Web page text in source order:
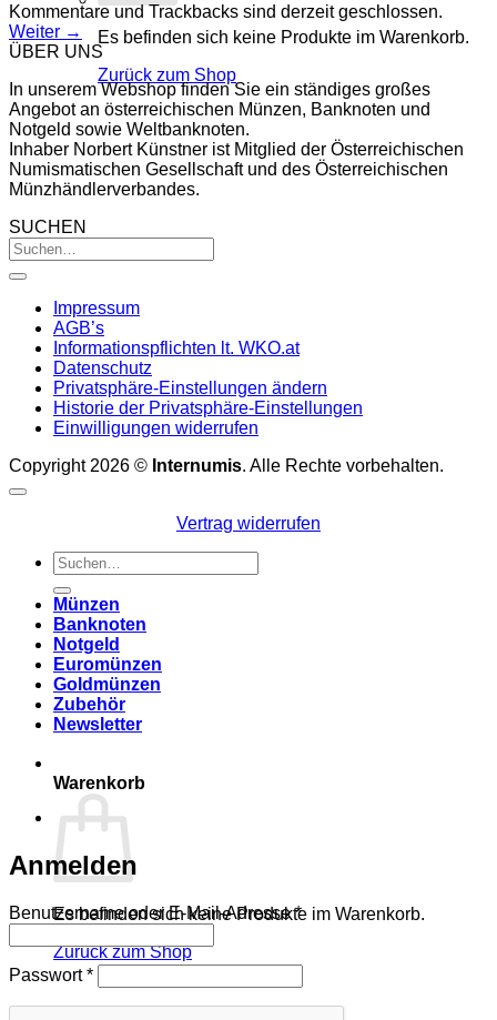
Es befinden sich keine Produkte im Warenkorb.
Zurück zum Shop
Warenkorb
Es befinden sich keine Produkte im Warenkorb.
Zurück zum Shop
Kommentare und Trackbacks sind derzeit geschlossen.
Weiter →
ÜBER UNS
In unserem Webshop finden Sie ein ständiges großes
Angebot an österreichischen Münzen, Banknoten und
Notgeld sowie Weltbanknoten.
Inhaber Norbert Künstner ist Mitglied der Österreichischen
Numismatischen Gesellschaft und des Österreichischen
Münzhändlerverbandes.
SUCHEN
Impressum
AGB’s
Informationspflichten lt. WKO.at
Datenschutz
Privatsphäre-Einstellungen ändern
Historie der Privatsphäre-Einstellungen
Einwilligungen widerrufen
Copyright 2026 © Internumis. Alle Rechte vorbehalten.
Vertrag widerrufen
Suchen
nach:
Münzen
Banknoten
Notgeld
Euromünzen
Goldmünzen
Zubehör
Newsletter
Anmelden
Benutzername oder E-Mail-Adresse*Erforderlich
Passwort*Erforderlich